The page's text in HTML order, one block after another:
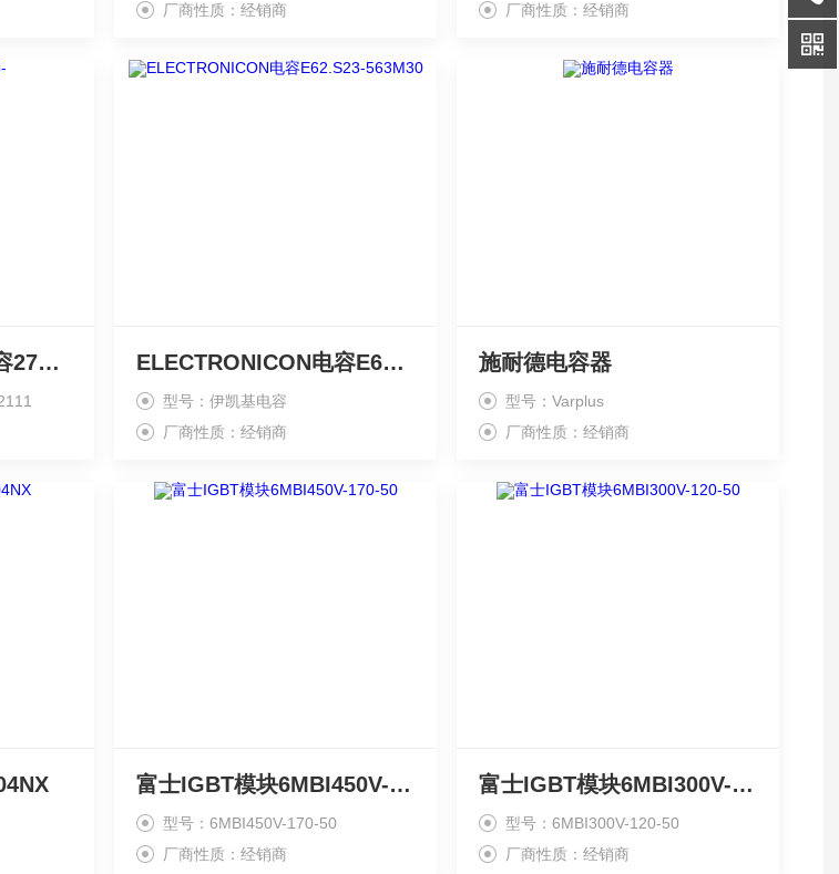
厂商性质：经销商
厂商性质：经销商
ELECTRONICON电容276.396-505601/221111 ELECTRONICON电容E62.S23-563M30
型号：伊凯基电容
厂商性质：经销商
施耐德电容器
型号：Varplus
厂商性质：经销商
富士IGBT模块6MBI450V-170-50
型号：6MBI450V-170-50
厂商性质：经销商
富士IGBT模块6MBI300V-120-50
型号：6MBI300V-120-50
厂商性质：经销商